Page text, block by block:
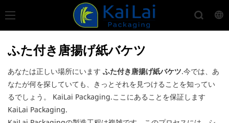
ふた付き唐揚げ紙バケツ
あなたは正しい場所にいます ふた付き唐揚げ紙バケツ.今では、あ
なたが何を探していても、きっとそれを見つけることを知ってい
るでしょう。 KaiLai Packaging.ここにあることを保証します
KaiLai Packaging.